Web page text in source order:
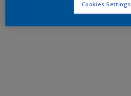
Cookies Settings